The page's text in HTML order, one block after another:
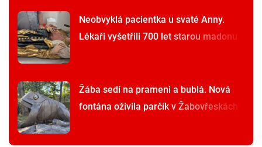
Neobvyklá pacientka u svaté Anny.
Lékaři vyšetřili 700 let starou madonu
Žába sedí na prameni a bublá. Nová
fontána oživila parčík v Žabovřeskách